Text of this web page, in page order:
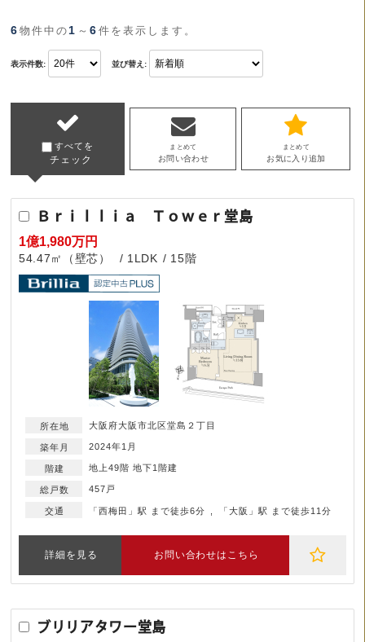
6 物件中の1 ～6 件を表示します。
表示件数: 並び替え:
すべてを
チェック
まとめて
お問い合わせ
まとめて
お気に入り追加
Ｂｒｉｌｌｉａ Ｔｏｗｅｒ堂島
1億1,980万円
54.47㎡（壁芯） 1LDK 15階
大阪府大阪市北区堂島２丁目
2024年1月
地上49階 地下1階建
457戸
「西梅田」駅 まで徒歩6分 「大阪」駅 まで徒歩11分
詳細を見る お問い合わせはこちら
ブリリアタワー堂島